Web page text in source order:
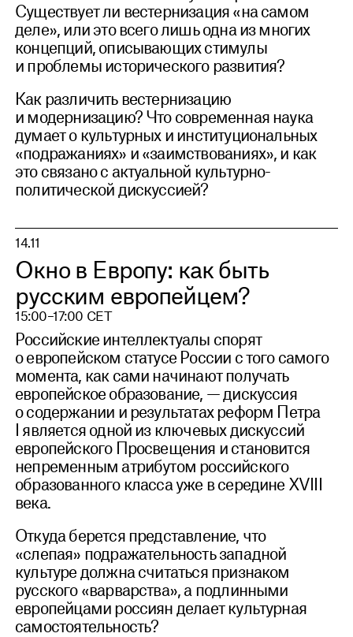
Существует ли вестернизация «на самом
деле», или это всего лишь одна из многих
концепций, описывающих стимулы
и проблемы исторического развития?
Как различить вестернизацию
и модернизацию? Что современная наука
думает о культурных и институциональных
«подражаниях» и «заимствованиях», и как
это связано с актуальной культурно-
политической дискуссией?
14.11
Окно в Европу: как быть
русским европейцем?
15:00–17:00 CET
Российские интеллектуалы спорят
о европейском статусе России с того самого
момента, как сами начинают получать
европейское образование, — дискуссия
о содержании и результатах реформ Петра
I является одной из ключевых дискуссий
европейского Просвещения и становится
непременным атрибутом российского
образованного класса уже в середине XVIII
века.
Откуда берется представление, что
«слепая» подражательность западной
культуре должна считаться признаком
русского «варварства», а подлинными
европейцами россиян делает культурная
самостоятельность?